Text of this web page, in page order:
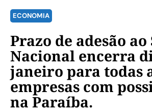
ECONOMIA
Prazo de adesão
Nacional encerra
janeiro para todas
empresas com
na Paraíba.